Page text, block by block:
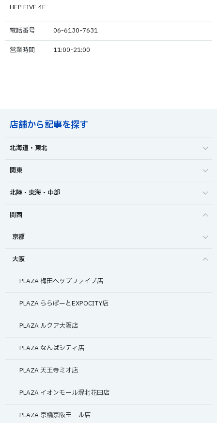
HEP FIVE 4F
電話番号
06-6130-7631
営業時間
11:00-21:00
店舗から記事を探す
北海道・東北
関東
北陸・東海・中部
関西
京都
大阪
PLAZA 梅田ヘップファイブ店
PLAZA ららぽーとEXPOCITY店
PLAZA ルクア大阪店
PLAZA なんばシティ店
PLAZA 天王寺ミオ店
PLAZA イオンモール堺北花田店
PLAZA 京橋京阪モール店